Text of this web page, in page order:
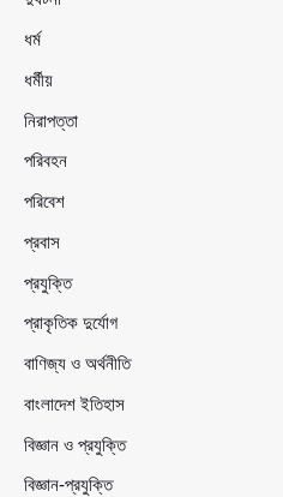
ধর্ম
ধর্মীয়
নিরাপত্তা
পরিবহন
পরিবেশ
প্রবাস
প্রযুক্তি
প্রাকৃতিক দুর্যোগ
বাণিজ্য ও অর্থনীতি
বাংলাদেশ ইতিহাস
বিজ্ঞান ও প্রযুক্তি
বিজ্ঞান-প্রযুক্তি